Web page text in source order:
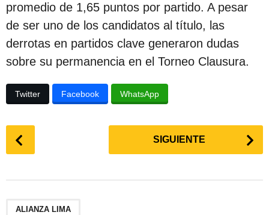
promedio de 1,65 puntos por partido. A pesar
de ser uno de los candidatos al título, las
derrotas en partidos clave generaron dudas
sobre su permanencia en el Torneo Clausura.
Twitter Facebook WhatsApp
SIGUIENTE
ALIANZA LIMA